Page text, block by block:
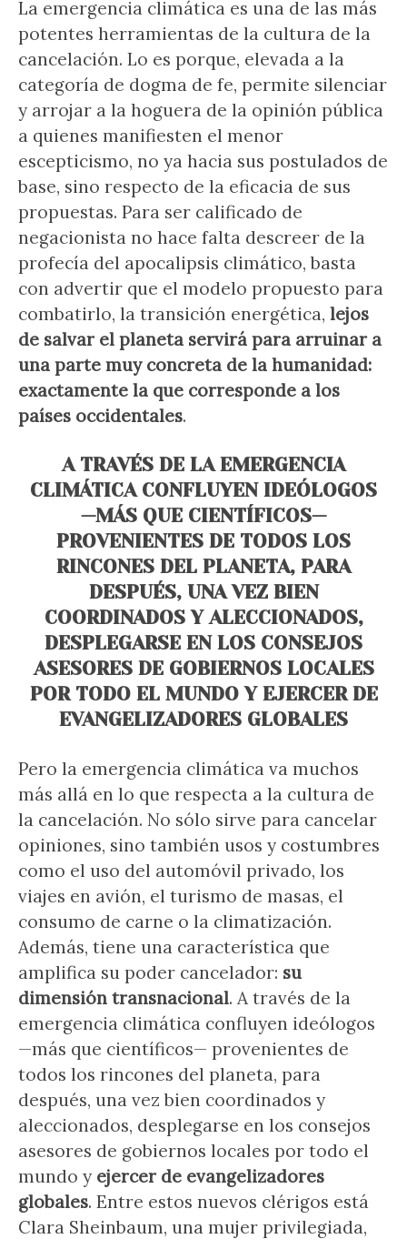
La emergencia climática es una de las más
potentes herramientas de la cultura de la
cancelación. Lo es porque, elevada a la
categoría de dogma de fe, permite silenciar
y arrojar a la hoguera de la opinión pública
a quienes manifiesten el menor
escepticismo, no ya hacia sus postulados de
base, sino respecto de la eficacia de sus
propuestas. Para ser calificado de
negacionista no hace falta descreer de la
profecía del apocalipsis climático, basta
con advertir que el modelo propuesto para
combatirlo, la transición energética, lejos
de salvar el planeta servirá para arruinar a
una parte muy concreta de la humanidad:
exactamente la que corresponde a los
países occidentales.
A TRAVÉS DE LA EMERGENCIA
CLIMÁTICA CONFLUYEN IDEÓLOGOS
—MÁS QUE CIENTÍFICOS—
PROVENIENTES DE TODOS LOS
RINCONES DEL PLANETA, PARA
DESPUÉS, UNA VEZ BIEN
COORDINADOS Y ALECCIONADOS,
DESPLEGARSE EN LOS CONSEJOS
ASESORES DE GOBIERNOS LOCALES
POR TODO EL MUNDO Y EJERCER DE
EVANGELIZADORES GLOBALES
Pero la emergencia climática va muchos
más allá en lo que respecta a la cultura de
la cancelación. No sólo sirve para cancelar
opiniones, sino también usos y costumbres
como el uso del automóvil privado, los
viajes en avión, el turismo de masas, el
consumo de carne o la climatización.
Además, tiene una característica que
amplifica su poder cancelador: su
dimensión transnacional. A través de la
emergencia climática confluyen ideólogos
—más que científicos— provenientes de
todos los rincones del planeta, para
después, una vez bien coordinados y
aleccionados, desplegarse en los consejos
asesores de gobiernos locales por todo el
mundo y ejercer de evangelizadores
globales. Entre estos nuevos clérigos está
Clara Sheinbaum, una mujer privilegiada,